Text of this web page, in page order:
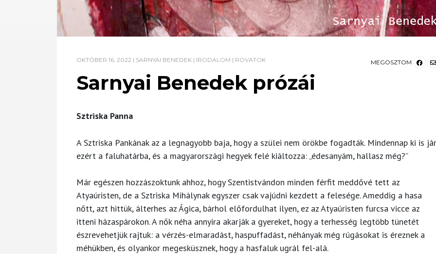
OKTÓBER 16, 2022 | SARNYAI BENEDEK | IRODALOM | ROVATOK MEGOSZTOM
Sarnyai Benedek prózái
Sztriska Panna
A Sztriska Pankának az a legnagyobb baja, hogy a szülei nem örökbe fogadták. Mindennap ki is jár
ezért a faluhatárba, és a magyarországi hegyek felé kiáltozza: „édesanyám, hallasz még?”
Már egészen hozzászoktunk ahhoz, hogy Szentistvándon minden férfit meddővé tett az
Atyaúristen, de a Sztriska Mihálynak egyszer csak vajúdni kezdett a felesége. Ameddig a hasa
nőtt, azt hittük, álterhes az Ágica, bárhol előfordulhat ilyen, ez az Atyaúristen furcsa vicce az
itteni házaspárokon. A nők néha annyira akarják a gyereket, hogy a terhesség legtöbb tünetét
észrevehetjük rajtuk: a vérzés-elmaradást, haspuffadást, néhányak még rúgásokat is éreznek a
méhükben, és olyankor megesküsznek, hogy a hasfaluk ugrál fel-alá.